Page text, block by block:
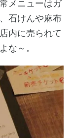
メニューはガ
石けんや麻布
内に売られて
な～。